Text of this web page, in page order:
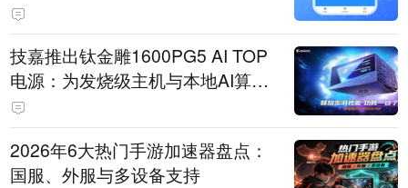
技嘉推出钛金雕1600PG5 AI TOP
电源：为发烧级主机与本地AI算力
打造旗舰供电方案
2026年6大热门手游加速器盘点：
国服、外服与多设备支持